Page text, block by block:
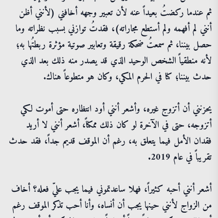
ثم عندما ركضتُ بعيداً عنه لأن تعبير وجهه أخافني (لأنني أظن
أنني لم أفهمه ولم أستطع مجاراته)، فقدتُ توازني بسبب نظراته وما
حصل بيننا، ثم سمعتُ ضحكة رقيقة وتعابير صوتية مؤثرة ربطتُها به؛
لأنه منطقياً الشخص الوحيد الذي قد يصدر منه ذلك بعد الذي
حدث بيننا؛ كنا في الحرم المكي، وكان هو متطوعاً هناك.
يحزنني أن أتزوج غيره، وأشعر أنني أود انتظاره حتى أموت لكي
أتزوجه، حتى في الآخرة لو كان ذلك ممكناً، أشعر أنني لا أريد
فقدان الأمل فيما يتعلق به، رغم أن الموقف قديم جداً، فقد حدث
تقريباً في عام 2019.
أشعر أنني أحبه كثيراً، فهلا ساعدتموني فيما يجب عليّ فعله؟ أخاف
من الزواج لأنني حينها يجب أن أنساه، وأنا أحب تذكر الموقف رغم